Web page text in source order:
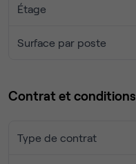
Étage
Surface par poste
Contrat et conditions
Type de contrat